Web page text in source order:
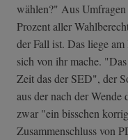
wählen?" Aus Umfragen
Prozent aller
der Fall ist. Das liege
sich von ihr mache.
Zeit das der SED", der
aus der nach der
zwar "ein bisschen
Zusammenschluss von